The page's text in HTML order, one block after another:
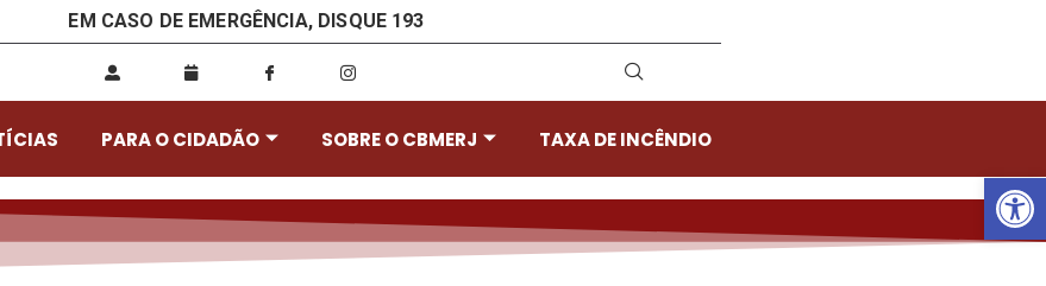
EM CASO DE EMERGÊNCIA, DISQUE 193
PARA O CIDADÃO SOBRE O CBMERJ TAXA DE INCÊNDIO